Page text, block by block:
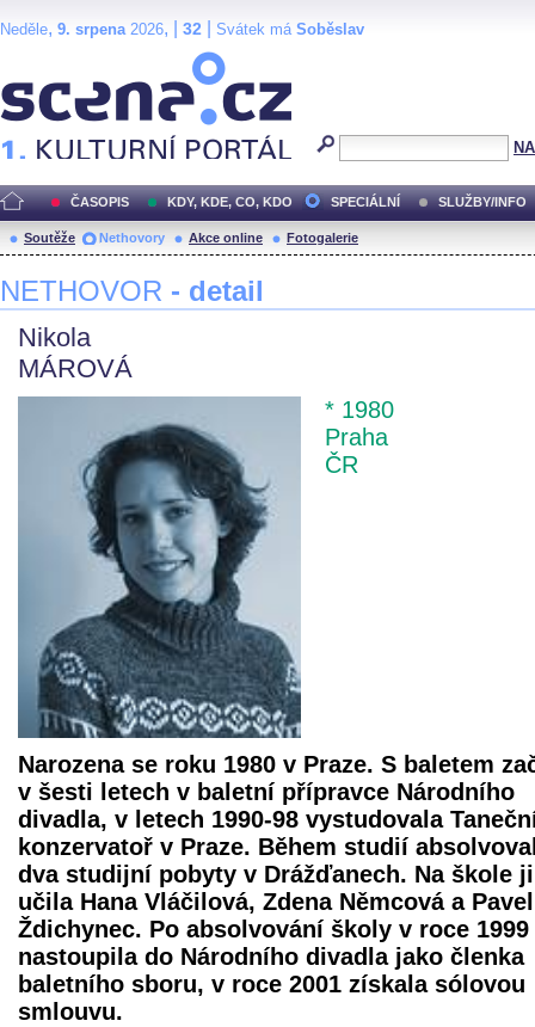
Neděle, 9. srpena2026, | 32 Svátek má Soběslav
ČASOPIS KDY, KDE, CO, KDO SPECIÁLNÍ SLUŽBY/INFO
Soutěže Nethovory Akce online Fotogalerie
NETHOVOR - detail
Nikola
MÁROVÁ
* 1980
Praha
ČR
Narozena se roku 1980 v Praze. S baletem
v šesti letech v baletní přípravce Národního
divadla, v letech 1990-98 vystudovala
konzervatoř v Praze. Během studií
dva studijní pobyty v Drážďanech. Na škole ji
učila Hana Vláčilová, Zdena Němcová a Pavel
Ždichynec. Po absolvování školy v roce 1999
nastoupila do Národního divadla jako členka
baletního sboru, v roce 2001 získala sólovou
smlouvu.